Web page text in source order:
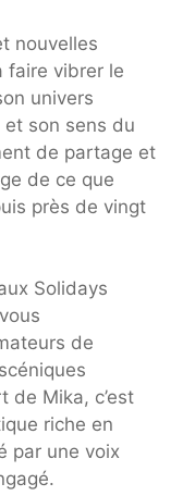
nouvelles
faire vibrer le
univers
et son sens du
de partage et
de ce que
près de vingt
Solidays
de
de Mika, c’est
riche en
par une voix